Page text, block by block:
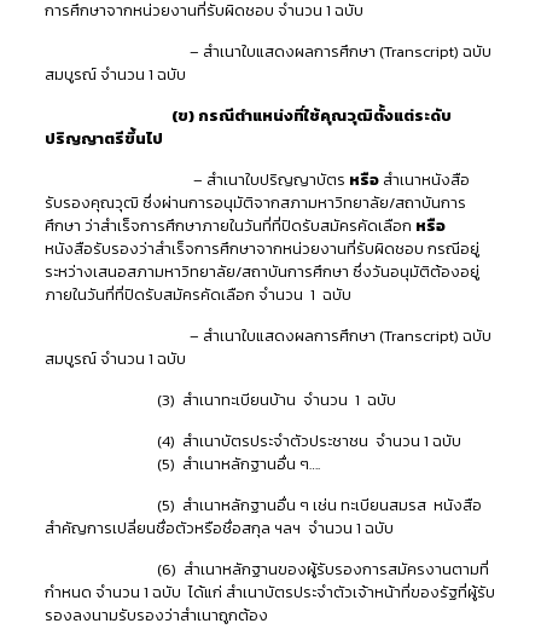
การศึกษาจากหน่วยงานที่รับผิดชอบ จำนวน 1 ฉบับ
– สำเนาใบแสดงผลการศึกษา (Transcript) ฉบับ
สมบูรณ์ จำนวน 1 ฉบับ
(ข) กรณีตำแหน่งที่ใช้คุณวุฒิตั้งแต่ระดับ
ปริญญาตรีขึ้นไป
– สำเนาใบปริญญาบัตร หรือสำเนาหนังสือ
รับรองคุณวุฒิ ซึ่งผ่านการอนุมัติจากสภามหาวิทยาลัย/สถาบันการ
ศึกษา ว่าสำเร็จการศึกษาภายในวันที่ที่ปิดรับสมัครคัดเลือก หรือ
หนังสือรับรองว่าสำเร็จการศึกษาจากหน่วยงานที่รับผิดชอบ กรณีอยู่
ระหว่างเสนอสภามหาวิทยาลัย/สถาบันการศึกษา ซึ่งวันอนุมัติต้องอยู่
ภายในวันที่ที่ปิดรับสมัครคัดเลือก จำนวน 1 ฉบับ
– สำเนาใบแสดงผลการศึกษา (Transcript) ฉบับ
สมบูรณ์ จำนวน 1 ฉบับ
(3) สำเนาทะเบียนบ้าน จำนวน 1 ฉบับ
(4) สำเนาบัตรประจำตัวประชาชน จำนวน 1 ฉบับ
(5) สำเนาหลักฐานอื่น ๆ….
(5) สำเนาหลักฐานอื่น ๆ เช่น ทะเบียนสมรส หนังสือ
สำคัญการเปลี่ยนชื่อตัวหรือชื่อสกุล ฯลฯ จำนวน 1 ฉบับ
(6) สำเนาหลักฐานของผู้รับรองการสมัครงานตามที่
กำหนด จำนวน 1 ฉบับ ได้แก่ สำเนาบัตรประจำตัวเจ้าหน้าที่ของรัฐที่ผู้รับ
รองลงนามรับรองว่าสำเนาถูกต้อง